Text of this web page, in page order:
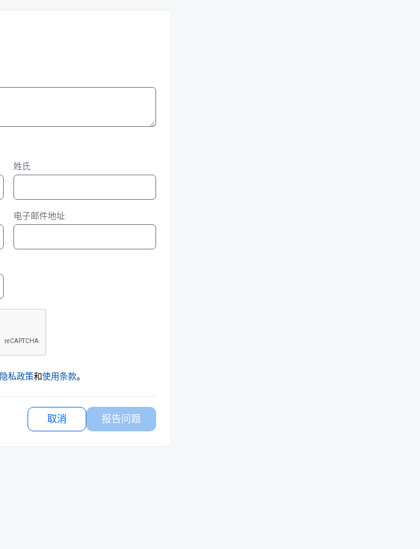
姓氏
电子邮件地址
隐私政策和使用条款。
取消 报告问题